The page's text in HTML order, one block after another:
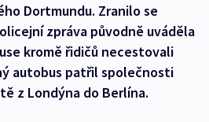
Dortmundu. Zranilo se
zpráva původně uváděla
kromě řidičů necestovali
autobus patřil společnosti
z Londýna do Berlína.